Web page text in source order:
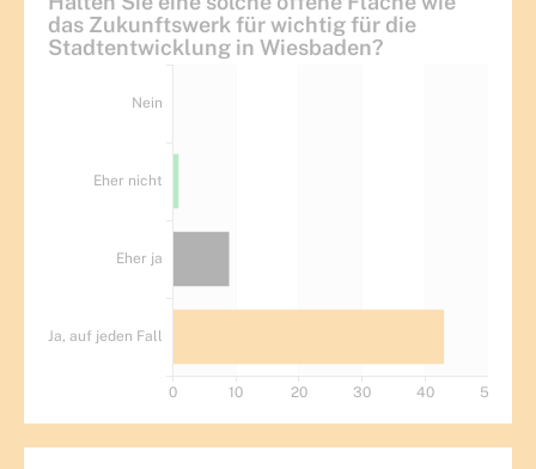
das Zukunftswerk für wichtig für die
Stadtentwicklung in Wiesbaden?